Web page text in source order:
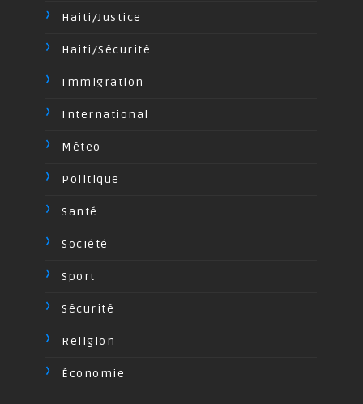
Haiti/Justice
Haiti/Sécurité
Immigration
International
Méteo
Politique
Santé
Société
Sport
Sécurité
Religion
Économie